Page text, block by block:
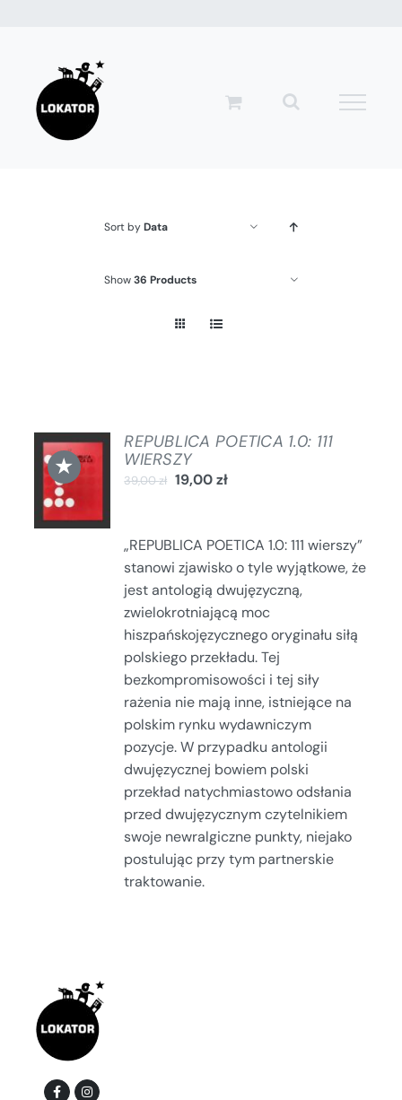
zawartości
Sort byData
Show36 Products
★
DODAJ
DO
KOSZYKA
/
SZCZEGÓŁY
REPUBLICA POETICA 1.0: 111
WIERSZY
39,00zł 19,00zł
„REPUBLICA POETICA 1.0: 111 wierszy”
stanowi zjawisko o tyle wyjątkowe, że
jest antologią dwujęzyczną,
zwielokrotniającą moc
hiszpańskojęzycznego oryginału siłą
polskiego przekładu. Tej
bezkompromisowości i tej siły
rażenia nie mają inne, istniejące na
polskim rynku wydawniczym
pozycje. W przypadku antologii
dwujęzycznej bowiem polski
przekład natychmiastowo odsłania
przed dwujęzycznym czytelnikiem
swoje newralgiczne punkty, niejako
postulując przy tym partnerskie
traktowanie.